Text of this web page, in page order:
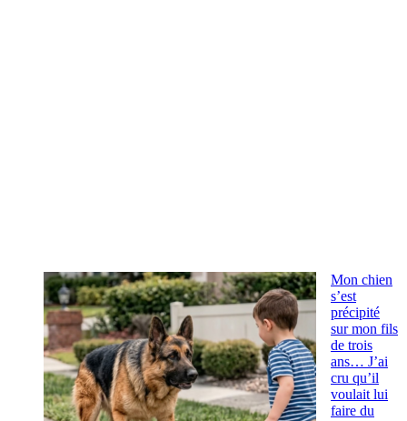
Mon chien
s’est
précipité
sur mon fils
de trois
ans… J’ai
cru qu’il
voulait lui
faire du